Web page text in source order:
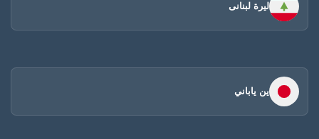
ليرة لبنانى
ين ياباني